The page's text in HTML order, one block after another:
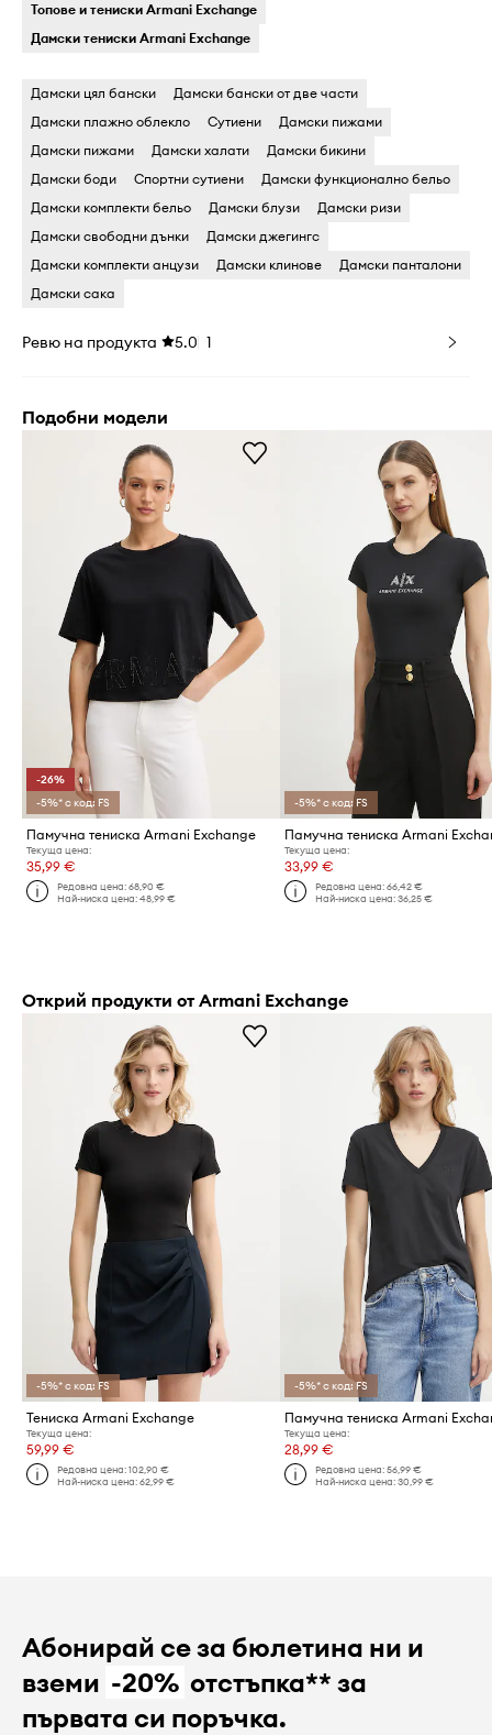
Топове и тениски Armani Exchange
Дамски тениски Armani Exchange
Дамски цял бански
Дамски бански oт две части
Дамски плажно облекло
Cутиени
Дамски пижами
Дамски пижами
Дамски халати
Дамски бикини
Дамски боди
Cпортни сутиени
Дамски функционално бельо
Дамски комплекти бельо
Дамски блузи
Дамски ризи
Дамски свободни дънки
Дамски джегингс
Дамски комплекти анцузи
Дамски клинове
Дамски панталони
Дамски сака
Ревю на продукта 5.0 1
Подобни модели
-26%
-5%* с код: FS
Памучна тениска Armani Exchange
Текуща цена:
35,99 €
Редовна цена:68,90 €
Най-ниска цена:48,99 €
-5%* с код: FS
Памучна тениска Armani
Текуща цена:
33,99 €
Редовна цена: 66,42 €
Най-ниска цена: 36,25 €
Открий продукти от Armani Exchange
-5%* с код: FS
Тениска Armani Exchange
Текуща цена:
59,99 €
Редовна цена:102,90 €
Най-ниска цена:62,99 €
-5%* с код: FS
Памучна тениска Armani
Текуща цена:
28,99 €
Редовна цена: 56,99 €
Най-ниска цена: 30,99 €
Абонирай се за бюлетина ни и
вземи -20% отстъпка** за
първата си поръчка.